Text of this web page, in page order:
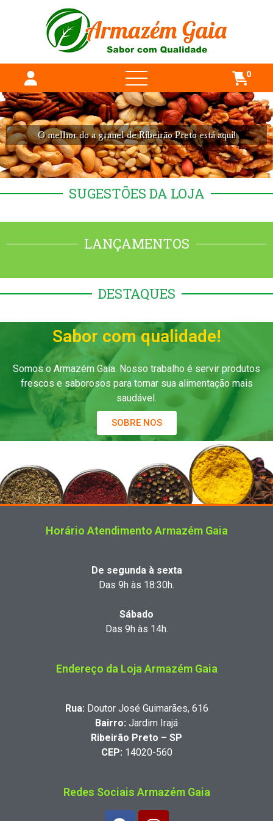
0
O melhor do a granel de Ribeirão Preto está aqui!
SUGESTÕES DA LOJA
LANÇAMENTOS
DESTAQUES
Sabor com qualidade!
Somos o Armazém Gaia. Nosso trabalho é servir produtos
frescos e saborosos para tornar sua alimentação mais
saudável.
SOBRE NOS
Horário Atendimento Armazém Gaia
De segunda à sexta
Das 9h às 18:30h.
Sábado
Das 9h às 14h.
Endereço da Loja Armazém Gaia
Rua: Doutor José Guimarães, 616
Bairro: Jardim Irajá
Ribeirão Preto – SP
CEP: 14020-560
Redes Sociais Armazém Gaia